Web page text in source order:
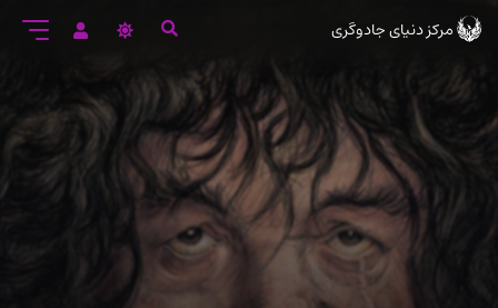
ورود
مرکز دنیای جادوگری